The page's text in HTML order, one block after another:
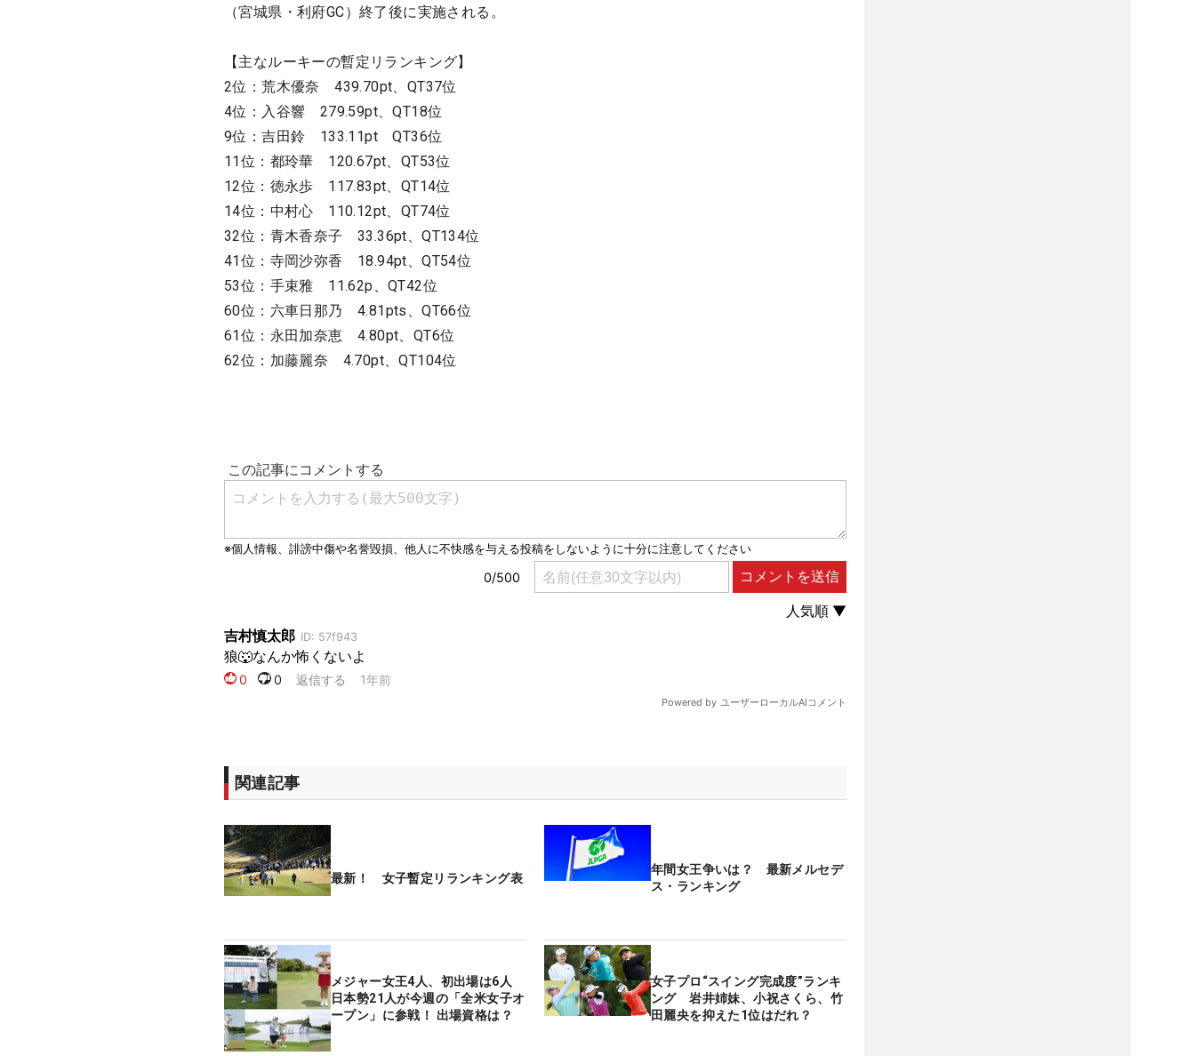
（宮城県・利府GC）終了後に実施される。
【主なルーキーの暫定リランキング】
2位：荒木優奈 439.70pt、QT37位
4位：入谷響 279.59pt、QT18位
9位：吉田鈴 133.11pt QT36位
11位：都玲華 120.67pt、QT53位
12位：徳永歩 117.83pt、QT14位
14位：中村心 110.12pt、QT74位
32位：青木香奈子 33.36pt、QT134位
41位：寺岡沙弥香 18.94pt、QT54位
53位：手束雅 11.62p、QT42位
60位：六車日那乃 4.81pts、QT66位
61位：永田加奈恵 4.80pt、QT6位
62位：加藤麗奈 4.70pt、QT104位
関連記事
最新！ 女子暫定リランキング表
年間女王争いは？ 最新メルセデ
ス・ランキング
メジャー女王4人、初出場は6人
日本勢21人が今週の「全米女子オ
ープン」に参戦！ 出場資格は？
女子プロ“スイング完成度”ランキ
ング 岩井姉妹、小祝さくら、竹
田麗央を抑えた1位はだれ？